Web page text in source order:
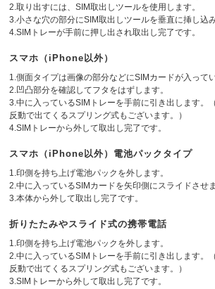
2.取り出すには、SIM取出しツールを使用します。
3.小さな穴の部分にSIM取出しツールを垂直に挿し込み
4.SIMトレーが手前に押し出され取出し完了です。
スマホ（iPhone以外）
1.側面タイプは画像の部分などにSIMカードが入ってい
2.凹凸部分を確認してフタをはずします。
3.中に入っているSIMトレーを手前に引き出します。
反動で出てくるスプリング式もございます。）
4.SIMトレーから外して取出し完了です。
スマホ（iPhone以外）電池パックタイプ
1.印側を持ち上げ電池パックを外します。
2.中に入っているSIMカードを矢印側にスライドさせま
3.本体から外して取出し完了です。
折りたたみやスライド式の携帯電話
1.印側を持ち上げ電池パックを外します。
2.中に入っているSIMトレーを手前に引き出します。
反動で出てくるスプリング式もございます。）
3.SIMトレーから外して取出し完了です。